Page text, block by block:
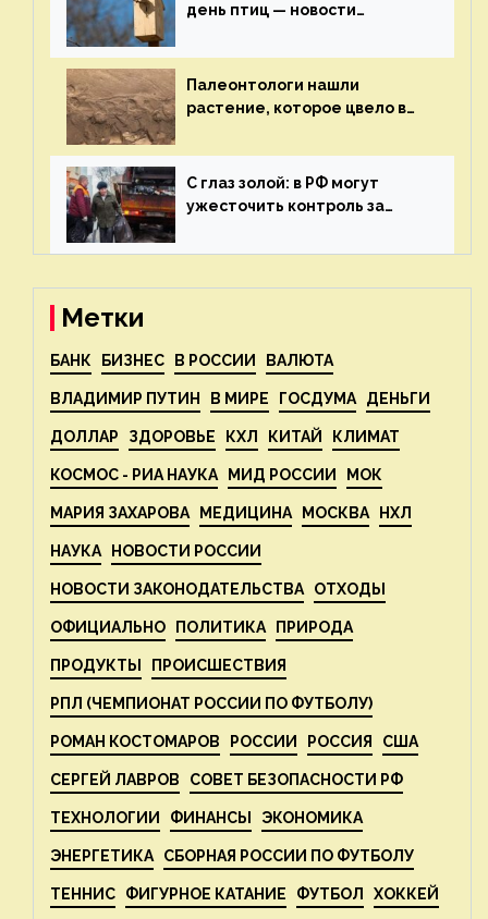
день птиц — новости
Палеонтологи нашли
растение, которое цвело в
экологии на ECOportal
С глаз золой: в РФ могут
ужесточить контроль за
— новости экологии на
Метки
БАНК БИЗНЕС В РОССИИ ВАЛЮТА
ВЛАДИМИР ПУТИН В МИРЕ ГОСДУМА ДЕНЬГИ
ДОЛЛАР ЗДОРОВЬЕ КХЛ КИТАЙ КЛИМАТ
КОСМОС - РИА НАУКА МИД РОССИИ МОК
МАРИЯ ЗАХАРОВА МЕДИЦИНА МОСКВА НХЛ
НАУКА НОВОСТИ РОССИИ
НОВОСТИ ЗАКОНОДАТЕЛЬСТВА ОТХОДЫ
ОФИЦИАЛЬНО ПОЛИТИКА ПРИРОДА
ПРОДУКТЫ ПРОИСШЕСТВИЯ
РПЛ (ЧЕМПИОНАТ РОССИИ ПО ФУТБОЛУ)
РОМАН КОСТОМАРОВ РОССИИ РОССИЯ США
СЕРГЕЙ ЛАВРОВ СОВЕТ БЕЗОПАСНОСТИ РФ
ТЕХНОЛОГИИ ФИНАНСЫ ЭКОНОМИКА
ЭНЕРГЕТИКА СБОРНАЯ РОССИИ ПО ФУТБОЛУ
ТЕННИС ФИГУРНОЕ КАТАНИЕ ФУТБОЛ ХОККЕЙ